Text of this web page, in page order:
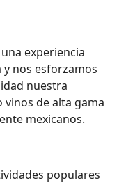
experiencia
nos esforzamos
nuestra
de alta gama
mexicanos.
populares